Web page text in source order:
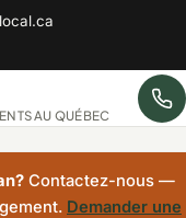
AU QUÉBEC
Contactez-nous —
Demander une